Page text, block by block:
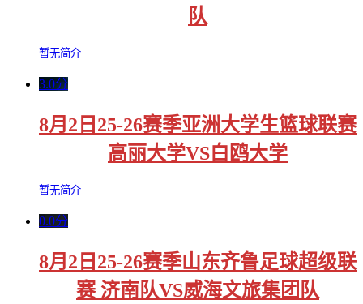
队
暂无简介
3.0分
8月2日25-26赛季亚洲大学生篮球联赛
高丽大学VS白鸥大学
暂无简介
0.0分
8月2日25-26赛季山东齐鲁足球超级联
赛 济南队VS威海文旅集团队